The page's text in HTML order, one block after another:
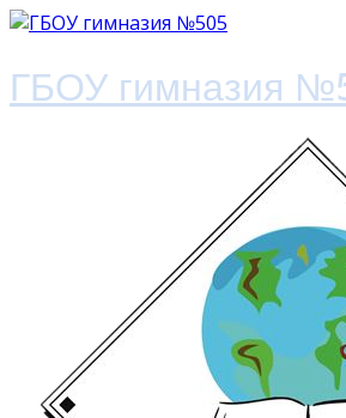
ГБОУ гимназия